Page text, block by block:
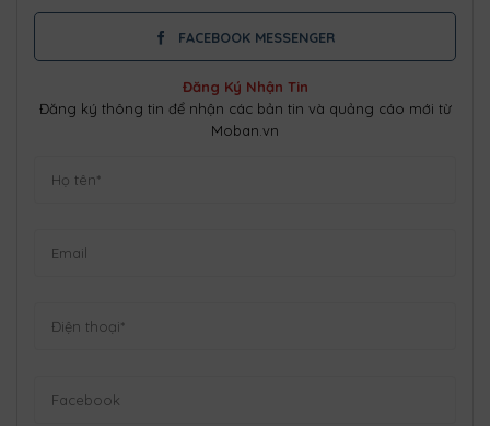
FACEBOOK MESSENGER
Đăng Ký Nhận Tin
Đăng ký thông tin để nhận các bản tin và quảng cáo mới từ
Moban.vn